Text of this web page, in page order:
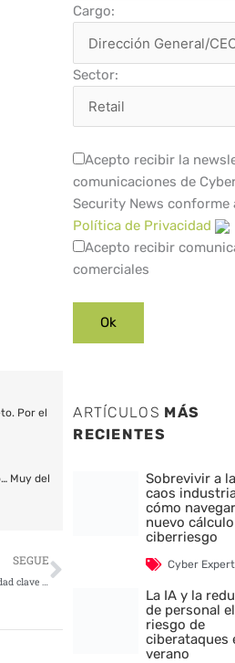
Por el
Muy del
SEGUESiguiente
Cargo:
Sector:
Acepto recibir la
comunicaciones de
Security News conforme
Política de Privacidad
Acepto recibir
comerciales
ARTÍCULOS MÁS
RECIENTES
Sobrevivir a
caos
cómo
nuevo
ciberriesgo
Cyber
La IA y la
de personal
riesgo de
ciberataques
verano